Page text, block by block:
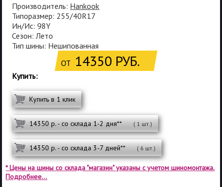
Производитель: Hankook
Типоразмер: 255/40R17
Ин/Ис: 98Y
Сезон: Лето
Тип шины: Нешипованная
ОТ 14350 РУБ.
Купить:
Купить в 1 клик
14350 р. - со склада 1-2 дня** ( 1 шт.)
14350 р. - со склада 3-7 дней** ( 6 шт.)
* Цены на шины со склада "магазин" указаны с учетом шиномонтажа.
Подробнее...